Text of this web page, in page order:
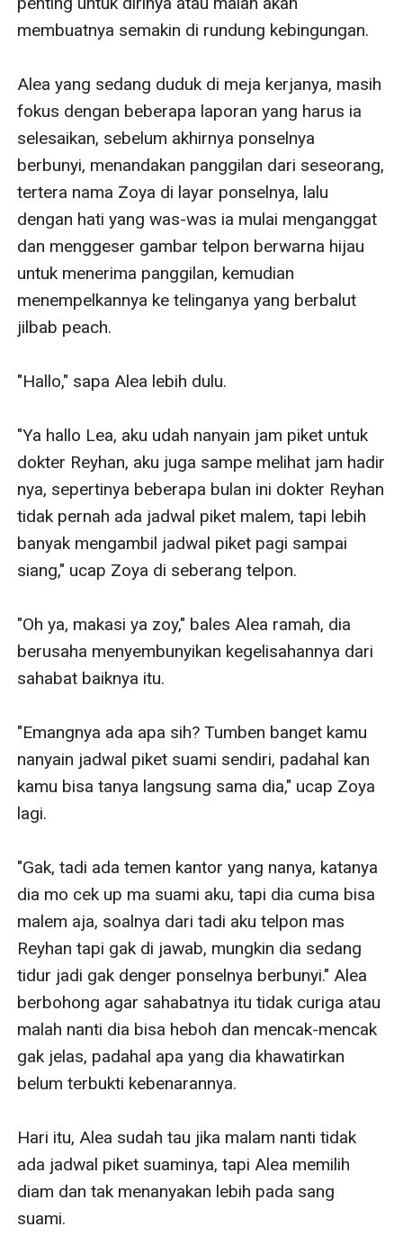
membuatnya semakin di rundung kebingungan.
Alea yang sedang duduk di meja kerjanya, masih
fokus dengan beberapa laporan yang harus ia
selesaikan, sebelum akhirnya ponselnya
berbunyi, menandakan panggilan dari seseorang,
tertera nama Zoya di layar ponselnya, lalu
dengan hati yang was-was ia mulai menganggat
dan menggeser gambar telpon berwarna hijau
untuk menerima panggilan, kemudian
menempelkannya ke telinganya yang berbalut
jilbab peach.
"Hallo," sapa Alea lebih dulu.
"Ya hallo Lea, aku udah nanyain jam piket untuk
dokter Reyhan, aku juga sampe melihat jam hadir
nya, sepertinya beberapa bulan ini dokter Reyhan
tidak pernah ada jadwal piket malem, tapi lebih
banyak mengambil jadwal piket pagi sampai
siang," ucap Zoya di seberang telpon.
"Oh ya, makasi ya zoy," bales Alea ramah, dia
berusaha menyembunyikan kegelisahannya dari
sahabat baiknya itu.
"Emangnya ada apa sih? Tumben banget kamu
nanyain jadwal piket suami sendiri, padahal kan
kamu bisa tanya langsung sama dia," ucap Zoya
lagi.
"Gak, tadi ada temen kantor yang nanya, katanya
dia mo cek up ma suami aku, tapi dia cuma bisa
malem aja, soalnya dari tadi aku telpon mas
Reyhan tapi gak di jawab, mungkin dia sedang
tidur jadi gak denger ponselnya berbunyi." Alea
berbohong agar sahabatnya itu tidak curiga atau
malah nanti dia bisa heboh dan mencak-mencak
gak jelas, padahal apa yang dia khawatirkan
belum terbukti kebenarannya.
Hari itu, Alea sudah tau jika malam nanti tidak
ada jadwal piket suaminya, tapi Alea memilih
diam dan tak menanyakan lebih pada sang
suami.